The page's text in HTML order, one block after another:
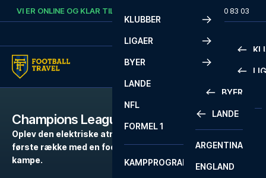
Skip to content
VI ER ONLINE OG KLAR TIL AT HJÆLPE DIG. +45 72 10 83 03
KLUBBER
LIGAER
SERIE A
BYER
BYER
LISSABON
LIVERPOOL
LANDE
LANDE
ARGENTINA
ENGLAND
NFL
FORMEL 1
KAMPPROGRAM
Champions League
Oplev den elektriske atmosfære i europæisk fodbold på
første række med en fodboldrejse til Champions League
kampe.